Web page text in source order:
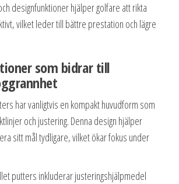
designfunktioner hjälper golfare att rikta
vilket leder till bättre prestation och lägre
som bidrar till
har vanligtvis en kompakt huvudform som
och justering. Denna design hjälper
sitt mål tydligare, vilket ökar fokus under
putters inkluderar justeringshjälpmedel